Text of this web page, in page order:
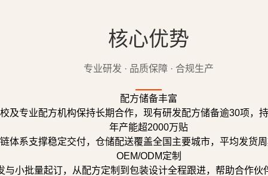
核心优势
专业研发 · 品质保障 · 合规生产
配方储备丰富
及专业配方机构保持长期合作，现有研发配方储备逾30项，
年产能超2000万贴
体系支撑稳定交付，仓储配送覆盖全国主要城市，平均发货周
OEM/ODM定制
与小批量起订，从配方定制到包装设计全程跟进，帮助合作伙